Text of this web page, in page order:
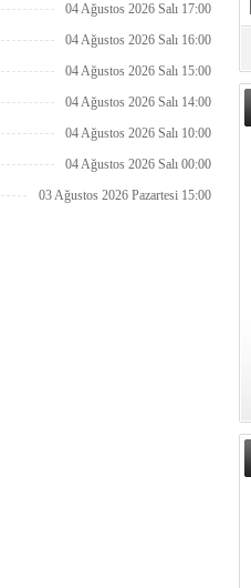
04 Ağustos 2026 Salı 17:00
04 Ağustos 2026 Salı 16:00
04 Ağustos 2026 Salı 15:00
04 Ağustos 2026 Salı 14:00
04 Ağustos 2026 Salı 10:00
04 Ağustos 2026 Salı 00:00
03 Ağustos 2026 Pazartesi 15:00